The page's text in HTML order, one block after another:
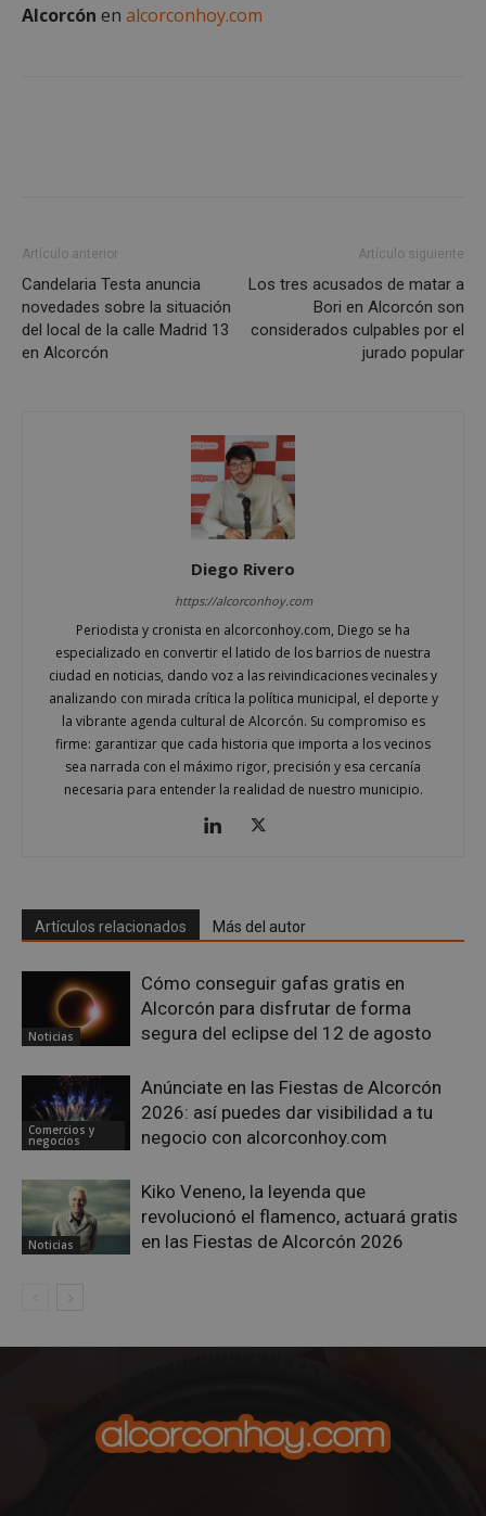
Alcorcón en alcorconhoy.com
Artículo anterior
Candelaria Testa anuncia
novedades sobre la situación
del local de la calle Madrid 13
en Alcorcón
Artículo siguiente
Los tres acusados de matar a
Bori en Alcorcón son
considerados culpables por el
jurado popular
Diego Rivero
https://alcorconhoy.com
Periodista y cronista en alcorconhoy.com, Diego se ha
especializado en convertir el latido de los barrios de nuestra
ciudad en noticias, dando voz a las reivindicaciones vecinales y
analizando con mirada crítica la política municipal, el deporte y
la vibrante agenda cultural de Alcorcón. Su compromiso es
firme: garantizar que cada historia que importa a los vecinos
sea narrada con el máximo rigor, precisión y esa cercanía
necesaria para entender la realidad de nuestro municipio.
Artículos relacionados Más del autor
Noticias
Cómo conseguir gafas gratis en
Alcorcón para disfrutar de forma
segura del eclipse del 12 de agosto
Comercios y
negocios
Anúnciate en las Fiestas de Alcorcón
2026: así puedes dar visibilidad a tu
negocio con alcorconhoy.com
Noticias
Kiko Veneno, la leyenda que
revolucionó el flamenco, actuará gratis
en las Fiestas de Alcorcón 2026
sp_landing
Spotify Inc.
.spotify.com
23 horas 59
minutos
VISITOR_PRIVACY_METADATA
YouTube
.youtube.com
.twitter.com
58 segundos